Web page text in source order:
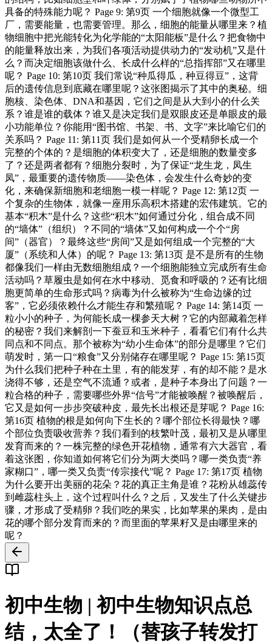
具备的特殊能力呢？ Page 9: 第9页 一个细胞就像一个微型工
厂，需要能量，也需要管理。那么，细胞的能量从哪里来？植
物细胞中把光能转化为化学能的“太阳能板”是什么？把食物中
的能量释放出来，为我们各项活动提供动力的“发动机”又是什
么？而决定细胞该做什么、长成什么样的“总指挥部”又在哪里
呢？ Page 10: 第10页 我们常说“种瓜得瓜，种豆得豆”，这背
后的遗传信息到底藏在哪里呢？这张图揭示了其中的奥秘。细
胞核、染色体、DNA和基因，它们之间是从大到小的什么关
系？谁是谁的载体？谁又是决定我们是双眼皮还是单眼皮的最
小功能单位？你能用“图书馆、书架、书、文字”来比喻它们的
关系吗？ Page 11: 第11页 我们是如何从一个受精卵长成一个
完整的个体的？是细胞的体积变大了，还是细胞的数量变多
了？还是两者都有？细胞分裂时，为了保证“龙生龙，凤生
凤”，最重要的遗传物质——染色体，会发生什么奇妙的变
化，来确保新细胞和老细胞一模一样呢？ Page 12: 第12页 一
个复杂的生物体，就像一座用乐高积木搭建的宏伟建筑。它的
基本“积木”是什么？这些“积木”如何通过分化，组合成不同
的“墙体”（组织）？不同的“墙体”又如何构成一个个“房
间”（器官）？最终这些“房间”又是如何组成一个完整的“大
厦”（系统和人体）的呢？ Page 13: 第13页 是不是所有的生物
都像我们一样由无数细胞组成？一个细胞能独立完成所有生命
活动吗？草履虫是如何在水中移动、觅食和呼吸的？还有比细
胞更简单的生命形式吗？病毒为什么被称为“生命边缘的过
客”，它必须依赖什么才能生存和繁殖呢？ Page 14: 第14页 一
粒小小的种子，为何能长成一棵参天大树？它的内部藏着怎样
的秘密？我们来解剖一下蚕豆和玉米种子，看看它们有什么共
同点和不同点。那个被称为“幼小生命体”的部分是哪里？它们
萌发时，第一口“粮食”又分别储存在哪里呢？ Page 15: 第15页
为什么我们把种子种在土里，有的能发芽，有的却不能？是水
浇得不够，还是空气不流通？或者，是种子本身出了问题？一
粒合格的种子，需要哪些外界“信号”才能被唤醒？被唤醒后，
它又是如何一步步突破种皮，最先长出根还是芽呢？ Page 16:
第16页 植物的根是如何向下生长的？哪个部位长得最快？哪
个部位负责吸收营养？我们看到的枝繁叶茂，最初又是从哪里
发育而来的？一株完整的绿色开花植物，通常有六大器官，看
着这张图，你知道如何将它们分为两大类吗？哪一类负责“养
家糊口”，哪一类又负责“传宗接代”呢？ Page 17: 第17页 植物
为什么要开出美丽的花朵？花的真正主角是谁？花粉从雄蕊传
到雌蕊柱头上，这个过程叫什么？之后，又发生了什么关键步
骤，才形成了受精卵？我们吃的果实，比如苹果的果肉，是由
花的哪个部分发育而来的？而里面的苹果籽又是由哪里来的
呢？
初中生物 | 初中生物知识点总
结，太全了！（替孩子转发打